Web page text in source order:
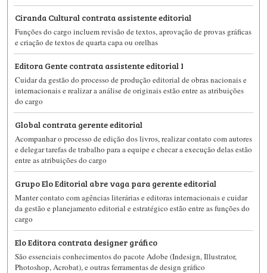
Ciranda Cultural contrata assistente editorial
Funções do cargo incluem revisão de textos, aprovação de provas gráficas
e criação de textos de quarta capa ou orelhas
Editora Gente contrata assistente editorial I
Cuidar da gestão do processo de produção editorial de obras nacionais e
internacionais e realizar a análise de originais estão entre as atribuições
do cargo
Global contrata gerente editorial
Acompanhar o processo de edição dos livros, realizar contato com autores
e delegar tarefas de trabalho para a equipe e checar a execução delas estão
entre as atribuições do cargo
Grupo Elo Editorial abre vaga para gerente editorial
Manter contato com agências literárias e editoras internacionais e cuidar
da gestão e planejamento editorial e estratégico estão entre as funções do
cargo
Elo Editora contrata designer gráfico
São essenciais conhecimentos do pacote Adobe (Indesign, Illustrator,
Photoshop, Acrobat), e outras ferramentas de design gráfico